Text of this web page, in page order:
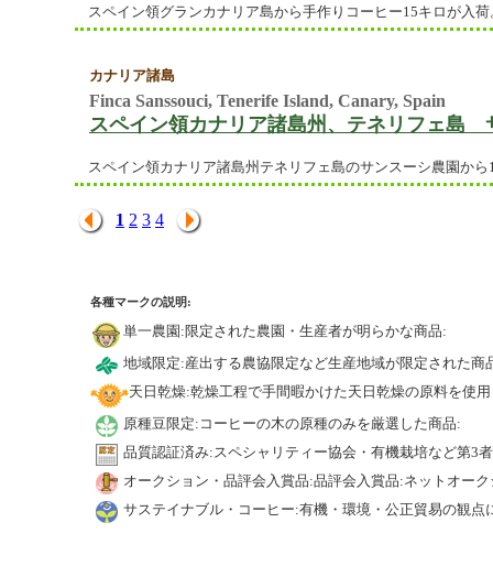
スペイン領グランカナリア島から手作りコーヒー15キロが入
カナリア諸島
Finca Sanssouci, Tenerife Island, Canary, Spain
スペイン領カナリア諸島州、テネリフェ島
スペイン領カナリア諸島州テネリフェ島のサンスーシ農園か
1 2 3 4
各種マークの説明:
単一農園:限定された農園・生産者が明らかな商品:
地域限定:産出する農協限定など生産地域が限定された商
天日乾燥:乾燥工程で手間暇かけた天日乾燥の原料を使
原種豆限定:コーヒーの木の原種のみを厳選した商品:
品質認証済み:スペシャリティー協会・有機栽培など第3
オークション・品評会入賞品:品評会入賞品:ネットオー
サステイナブル・コーヒー:有機・環境・公正貿易の観